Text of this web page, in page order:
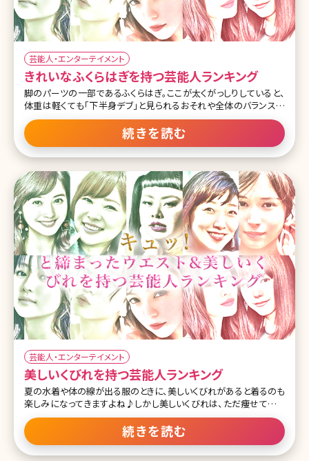
芸能人・エンターテイメント
きれいなふくらはぎを持つ芸能人ランキング
脚のパーツの一部であるふくらはぎ。ここが太くがっしりしていると、
体重は軽くても「下半身デブ」と見られるおそれや全体のバランスが
なんとなく悪くなってしまいます。その他にも、ふくらはぎといえば浮
腫みやすい部分でもあるので、美脚を目指す方ならいつも気にしてい
たいところです。 今回は美しく細いだけではなく、脚全体に対するふく
らはぎのバランスが良い女性芸能人をランキングでご紹介していきま
(@loin.official)がシェアした投稿 30代になってから、さらに美しさに
磨きがかかった女優井川遥さん。 そこはかとない色気が漂う美人顔
はもちろん、その細いふくらはぎもまさに理想的! 若い頃はむしろぽっ
ちゃりボディなイメージが強かった井川遥さんですが、年を取っても
進化を続けているよ
続きを読む
芸能人・エンターテイメント
美しいくびれを持つ芸能人ランキング
夏の水着や体の線が出る服のときに、美しいくびれがあると着るのも
楽しみになってきますよね♪しかし美しいくびれは、ただ痩せてるだ
けではダメという難しいものでもあります……。 だからこそ、きれい
な芸能人たちでも美しいくびれを持つ人たちは、本当に美意識が高
いと言えるのではないでしょうか。今回はほどよく肉感もあり、かつキ
ュッと引き締まった美しいくびれを持つ女性芸能人たちをご紹介しま
続きを読む